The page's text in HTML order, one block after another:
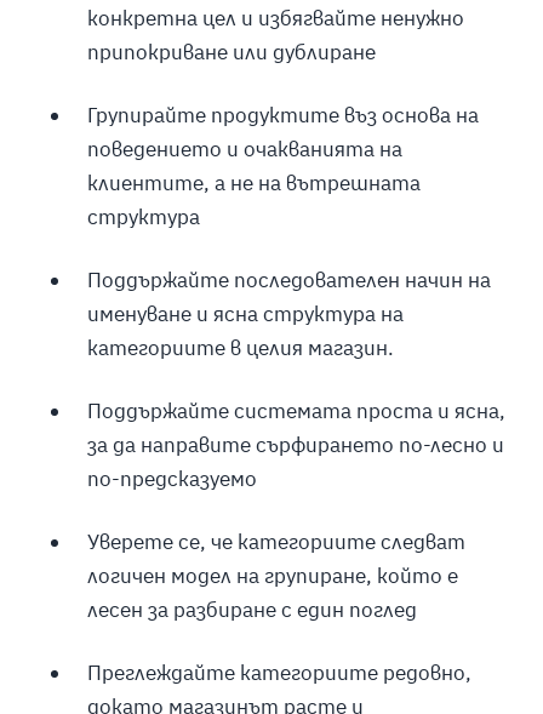
конкретна цел и избягвайте ненужно
припокриване или дублиране
Групирайте продуктите въз основа на
поведението и очакванията на
клиентите, а не на вътрешната
структура
Поддържайте последователен начин на
именуване и ясна структура на
категориите в целия магазин.
Поддържайте системата проста и ясна,
за да направите сърфирането по-лесно и
по-предсказуемо
Уверете се, че категориите следват
логичен модел на групиране, който е
лесен за разбиране с един поглед
Преглеждайте категориите редовно,
докато магазинът расте и